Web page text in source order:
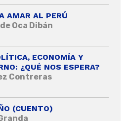
AMAR AL PERÚ
Oca Dibán
ECONOMÍA Y
¿QUÉ NOS ESPERA?
Contreras
(CUENTO)